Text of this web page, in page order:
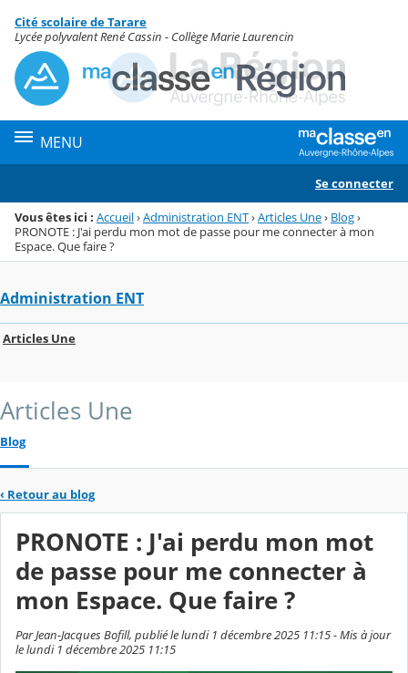
Menu de la rubrique
Contenu
Cité scolaire de Tarare
Lycée polyvalent René Cassin - Collège Marie Laurencin
MENU
Se connecter
Vous êtes ici : Accueil›Administration ENT›Articles Une› Blog›
PRONOTE : J'ai perdu mon mot de passe pour me connecter à mon
Espace. Que faire ?
Administration ENT
Articles Une
Articles Une
Blog
‹ Retour au blog
PRONOTE : J'ai perdu mon mot
de passe pour me connecter à
mon Espace. Que faire ?
Par Jean-Jacques Bofill, publié le lundi 1 décembre 2025 11:15 - Mis à jour
le lundi 1 décembre 2025 11:15